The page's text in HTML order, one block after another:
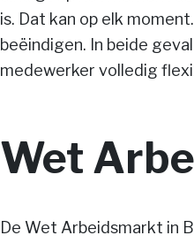
is. Dat kan op elk
beëindigen. In beide
medewerker volledig
Wet
De Wet Arbeidsmarkt in